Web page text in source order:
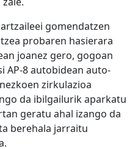
gomendatzen
probaren hasierara
joanez gero, gogoan
AP-8 autobidean auto-
zirkulazioa
da ibilgailurik aparkatu
geratu ahal izango da
berehala jarraitu